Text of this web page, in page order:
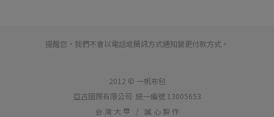
提醒您，我們不會以電話或簡訊方式通知變更付款方式。
2012 © 一帆布包
亞古國際有限公司 統一編號 13005653
台 灣 大 甲 / 誠 心 製 作